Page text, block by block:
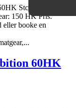
Stc 7g Aut.
150 HK Pris:
booke en
60HK